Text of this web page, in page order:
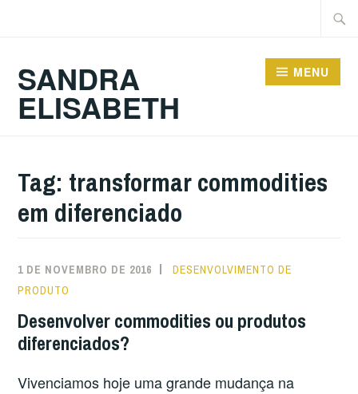
SANDRA
ELISABETH
MENU
Tag: transformar commodities
em diferenciado
1 DE NOVEMBRO DE 2016
DESENVOLVIMENTO DE
PRODUTO
Desenvolver commodities ou produtos
diferenciados?
Vivenciamos hoje uma grande mudança na